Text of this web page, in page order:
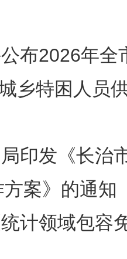
布2026年全
乡特困人员
印发《长治
案》的通知
计领域包容